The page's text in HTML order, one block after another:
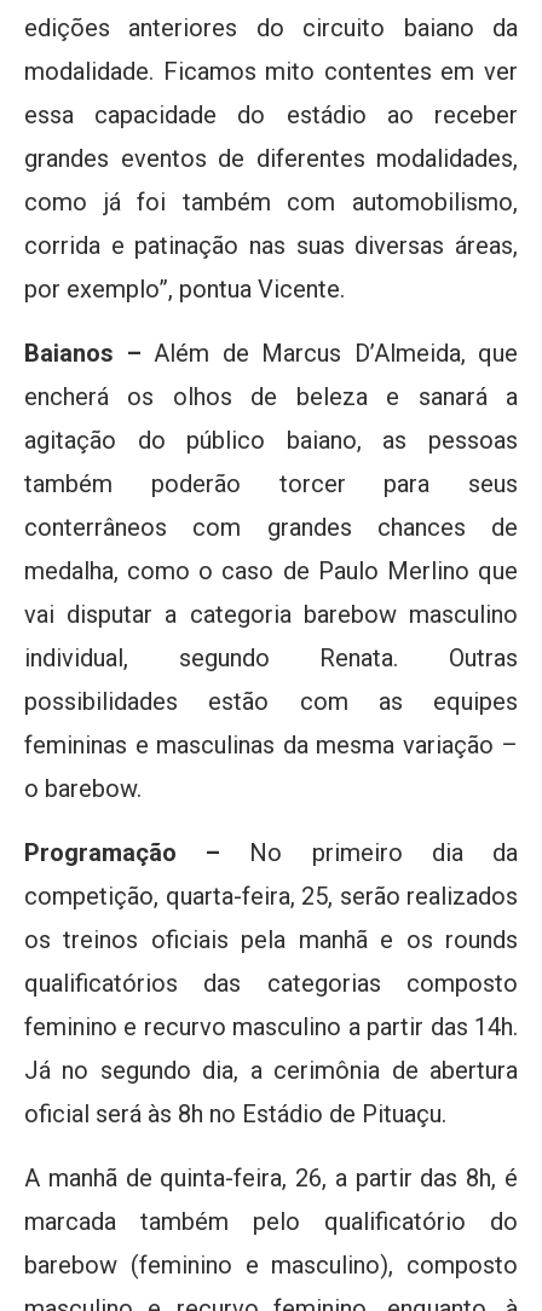
edições anteriores do circuito baiano da
modalidade. Ficamos mito contentes em ver
essa capacidade do estádio ao receber
grandes eventos de diferentes modalidades,
como já foi também com automobilismo,
corrida e patinação nas suas diversas áreas,
por exemplo”, pontua Vicente.
Baianos – Além de Marcus D’Almeida, que
encherá os olhos de beleza e sanará a
agitação do público baiano, as pessoas
também poderão torcer para seus
conterrâneos com grandes chances de
medalha, como o caso de Paulo Merlino que
vai disputar a categoria barebow masculino
individual, segundo Renata. Outras
possibilidades estão com as equipes
femininas e masculinas da mesma variação –
o barebow.
Programação – No primeiro dia da
competição, quarta-feira, 25, serão realizados
os treinos oficiais pela manhã e os rounds
qualificatórios das categorias composto
feminino e recurvo masculino a partir das 14h.
Já no segundo dia, a cerimônia de abertura
oficial será às 8h no Estádio de Pituaçu.
A manhã de quinta-feira, 26, a partir das 8h, é
marcada também pelo qualificatório do
barebow (feminino e masculino), composto